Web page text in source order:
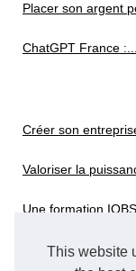
This website
Placer son argent
ChatGPT France :...
Créer son
Valoriser la
Une formation
Rédiger une lettre...